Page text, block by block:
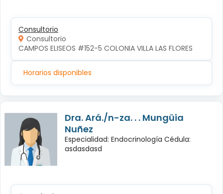
Consultorio
Consultorio
CAMPOS ELISEOS #152-5 COLONIA VILLA LAS FLORES
Horarios disponibles
Dra. Ará./n-za. . . Mungüia
Nuñez
Especialidad: Endocrinología Cédula:
asdasdasd